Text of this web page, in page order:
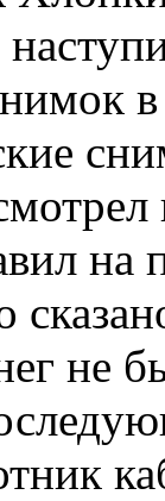
на
не